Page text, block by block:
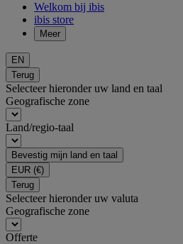
Welkom bij ibis
ibis store
Meer
EN
Terug
Selecteer hieronder uw land en taal
Geografische zone
Land/regio-taal
Bevestig mijn land en taal
EUR (€)
Terug
Selecteer hieronder uw valuta
Geografische zone
Offerte